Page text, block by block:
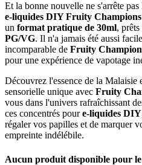
Et la bonne nouvelle ne s'arrête
e-liquides DIY Fruity
un format pratique de 30ml,
PG/VG. Il n'a jamais été aussi
incomparable de Fruity
pour une expérience de vapotage
Découvrez l'essence de la Malaisie
sensorielle unique avec Fruity
vous dans l'univers rafraîchissant
ces concentrés poure-liquides DIY
régaler vos papilles et de marquer
empreinte indélébile.
Aucun produit disponible pour